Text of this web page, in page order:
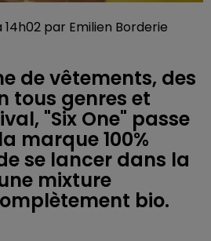
14h02 par Emilien Borderie
de vêtements, des
tous genres et
"Six One" passe
marque 100%
se lancer dans la
mixture
bio.